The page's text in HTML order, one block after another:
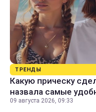
ТРЕНДЫ
Какую прическу
назвала самые
09 августа 2026, 09:33